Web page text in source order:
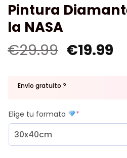
Pintura
la NASA
€29.99 €19.99
Envío gratuito ?
Elige tu formato *